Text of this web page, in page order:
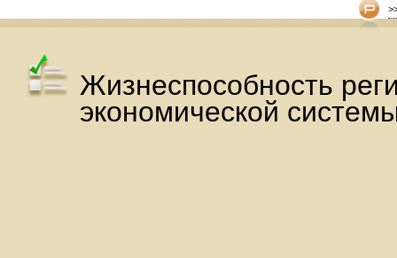
Жизнеспособность
экономической